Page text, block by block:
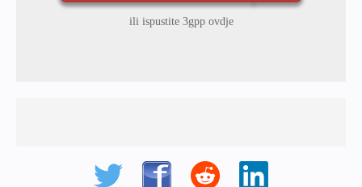
ili ispustite 3gpp ovdje